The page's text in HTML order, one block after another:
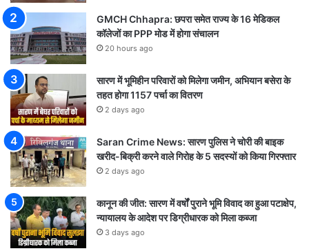
GMCH Chhapra: छपरा समेत राज्य के 16 मेडिकल
कॉलेजों का PPP मोड में होगा संचालन
20 hours ago
सारण में भूमिहीन परिवारों को मिलेगा जमीन, अभियान बसेरा के
तहत होगा 1157 पर्चा का वितरण
2 days ago
Saran Crime News: सारण पुलिस ने चोरी की बाइक
खरीद-बिक्री करने वाले गिरोह के 5 सदस्यों को किया गिरफ्तार
2 days ago
कानून की जीत: सारण में वर्षों पुराने भूमि विवाद का हुआ पटाक्षेप,
न्यायालय के आदेश पर डिग्रीधारक को मिला कब्जा
3 days ago